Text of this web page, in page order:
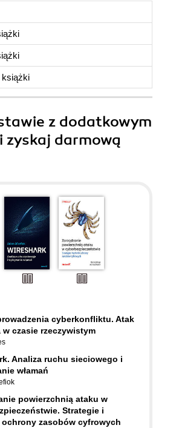
książki
z dodatkowym
zyskaj darmową
cyberkonfliktu. Atak
w czasie rzeczywistym
Analiza ruchu sieciowego i
włamań
powierzchnią ataku w
Strategie i
zasobów cyfrowych